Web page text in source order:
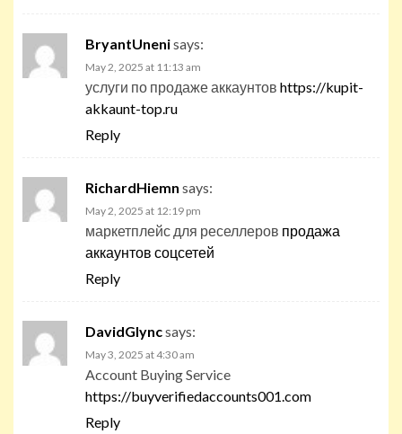
BryantUnenisays:
May 2, 2025 at 11:13 am
услуги по продаже аккаунтов https://kupit-
akkaunt-top.ru
Reply
RichardHiemn says:
May 2, 2025 at 12:19 pm
маркетплейс для реселлеров продажа
аккаунтов соцсетей
Reply
DavidGlyncsays:
May 3, 2025 at 4:30 am
Account Buying Service
https://buyverifiedaccounts001.com
Reply